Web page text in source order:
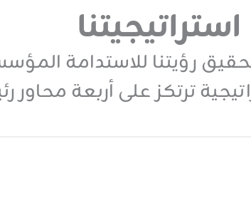
استراتيجيتنا
رؤيتنا للاستدامة
ترتكز على أربعة محاور